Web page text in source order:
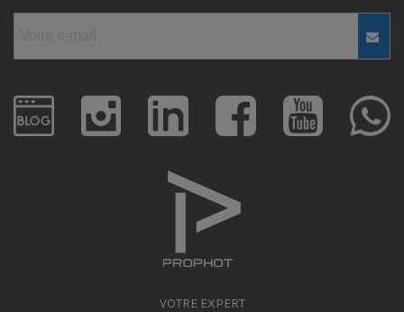
VOTRE EXPERT